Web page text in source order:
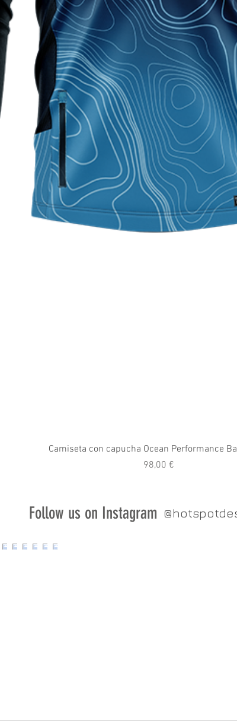
Camiseta con capucha Ocean Performance
Precio
98,00 €
Follow us on Instagram